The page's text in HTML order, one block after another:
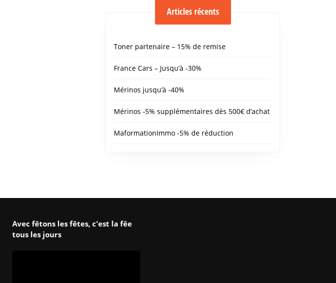
Articles récents
Toner partenaire – 15% de remise
France Cars – Jusqu’à -30%
Mérinos jusqu’à -40%
Mérinos -5% supplémentaires dès 500€ d’achat
MaformationImmo -5% de réduction
Avec fêtons les fêtes, c'est la fêe
tous les jours